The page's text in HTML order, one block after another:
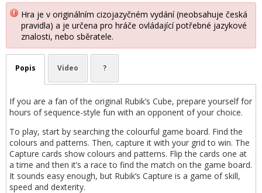
Hra je v originálním cizojazyčném vydání (neobsahuje česká
pravidla) a je určena pro hráče ovládající potřebné jazykové
znalosti, nebo sběratele.
Popis Video ?
If you are a fan of the original Rubik’s Cube, prepare yourself for
hours of sequence-style fun with an opponent of your choice.
To play, start by searching the colourful game board. Find the
colours and patterns. Then, capture it with your grid to win. The
Capture cards show colours and patterns. Flip the cards one at
a time and then it’s a race to find the match on the game board.
It sounds easy enough, but Rubik’s Capture is a game of skill,
speed and dexterity.